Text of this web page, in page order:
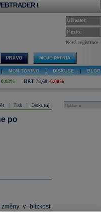
|
Uživatel:
Heslo:
Nová registrace
PRÁVO MOJE PATRIA
MONITORING DISKUSE BLOG
0,03% BRT 78,68 -6,00%
Tisk Diskutuj
po
v blízkosti
Reklama